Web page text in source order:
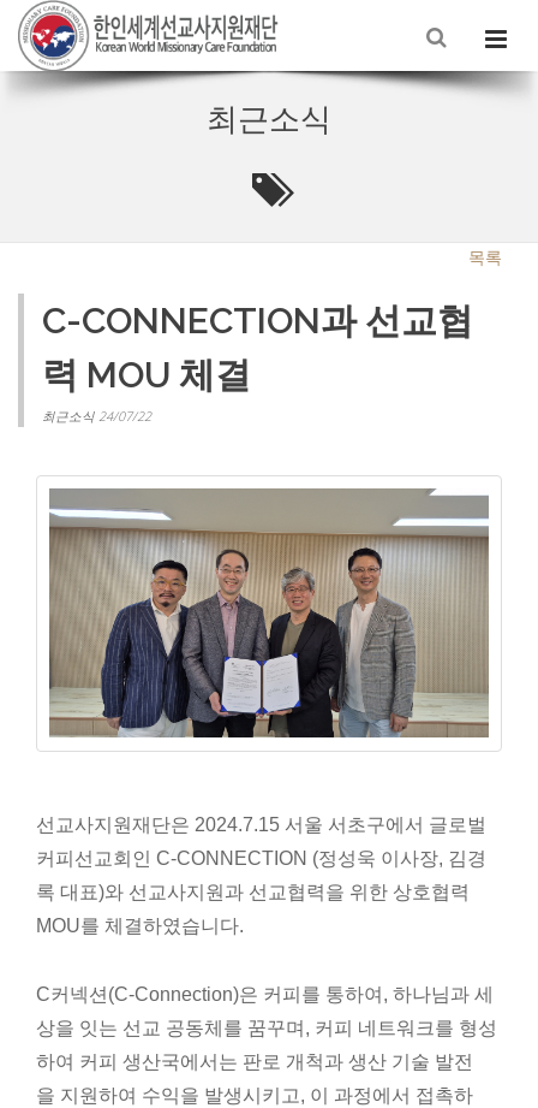
최근소식
목록
C-CONNECTION과 선교협
력 MOU 체결
최근소식 24/07/22
선교사지원재단은 2024.7.15 서울 서초구에서 글로벌
커피선교회인 C-CONNECTION (정성욱 이사장, 김경
록 대표)와 선교사지원과 선교협력을 위한 상호협력
MOU를 체결하였습니다.
C커넥션 (C-Connection)은 커피를 통하여, 하나님과 세
상을 잇는 선교 공동체를 꿈꾸며 , 커피 네트워크를 형성
하여 커피 생산국에서는 판로 개척과 생산 기술 발전
을 지원하여 수익을 발생시키고, 이 과정에서 접촉하